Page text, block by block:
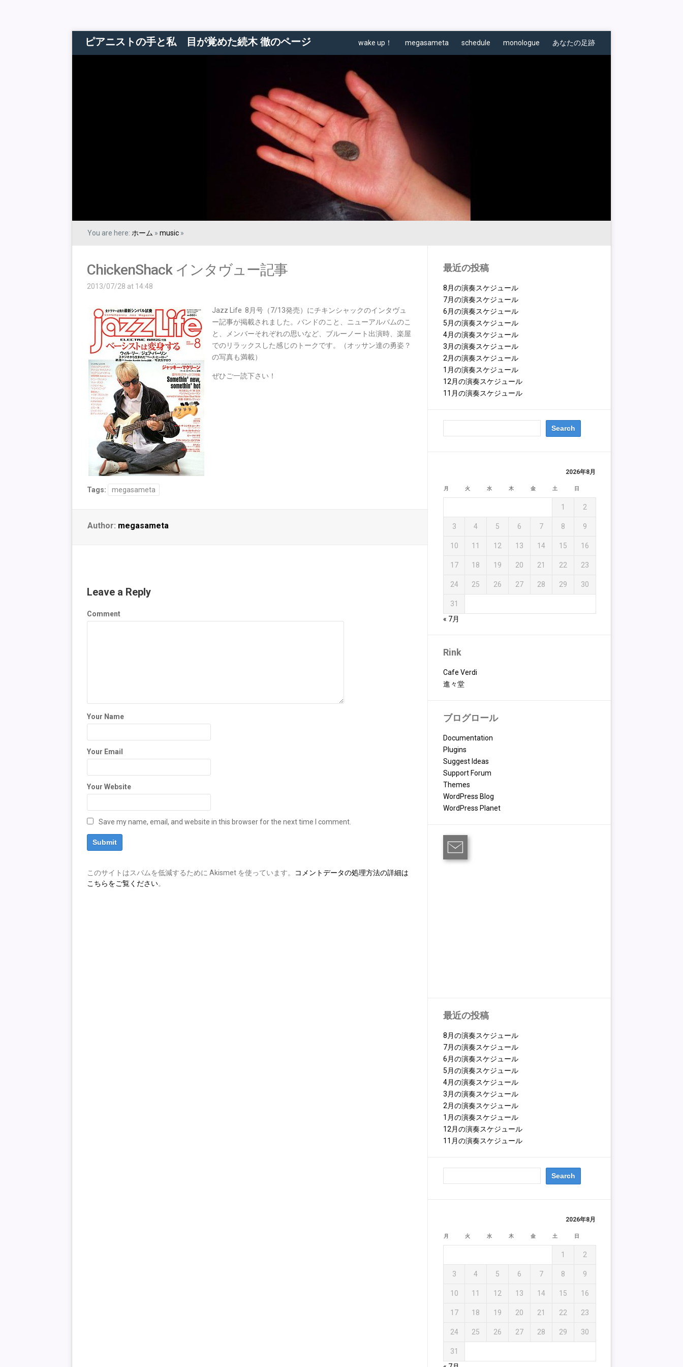
ピアニストの手と私 目が覚めた続木 徹のページ wake up！ megasameta schedule monologue あなたの足跡
You are here: ホーム » music »
ChickenShack インタヴュー記事
2013/07/28 at 14:48
Jazz Life 8月号（7/13発売）にチキンシャックのインタヴュ
ー記事が掲載されました。バンドのこと、ニューアルバムのこ
と、メンバーそれぞれの思いなど、ブルーノート出演時、楽屋
でのリラックスした感じのトークです。（オッサン達の勇姿？
の写真も満載）
ぜひご一読下さい！
Tags: megasameta
Author: megasameta
Leave a Reply
Comment
Your Name
Your Email
Your Website
Save my name, email, and website in this browser for the next time I comment.
このサイトはスパムを低減するために Akismet を使っています。
コメントデータの処理方法の詳細は
こちらをご覧ください。
最近の投稿
8月の演奏スケジュール
7月の演奏スケジュール
6月の演奏スケジュール
5月の演奏スケジュール
4月の演奏スケジュール
3月の演奏スケジュール
2月の演奏スケジュール
1月の演奏スケジュール
12月の演奏スケジュール
11月の演奏スケジュール
2026年8月
月 火 水 木 金 土 日
1 2
3 4 5 6 7 8 9
10 11 12 13 14 15 16
17 18 19 20 21 22 23
24 25 26 27 28 29 30
31
« 7月
Rink
Cafe Verdi
進々堂
ブログロール
Documentation
Plugins
Suggest Ideas
Support Forum
Themes
WordPress Blog
WordPress Planet
最近の投稿
8月の演奏スケジュール
7月の演奏スケジュール
6月の演奏スケジュール
5月の演奏スケジュール
4月の演奏スケジュール
3月の演奏スケジュール
2月の演奏スケジュール
1月の演奏スケジュール
12月の演奏スケジュール
11月の演奏スケジュール
2026年8月
月 火 水 木 金 土 日
1 2
3 4 5 6 7 8 9
10 11 12 13 14 15 16
17 18 19 20 21 22 23
24 25 26 27 28 29 30
31